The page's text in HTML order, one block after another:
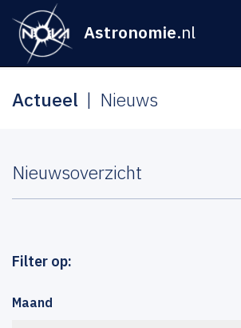
Astronomie.nl
Actueel Nieuws
Nieuwsoverzicht
Filter op:
Maand